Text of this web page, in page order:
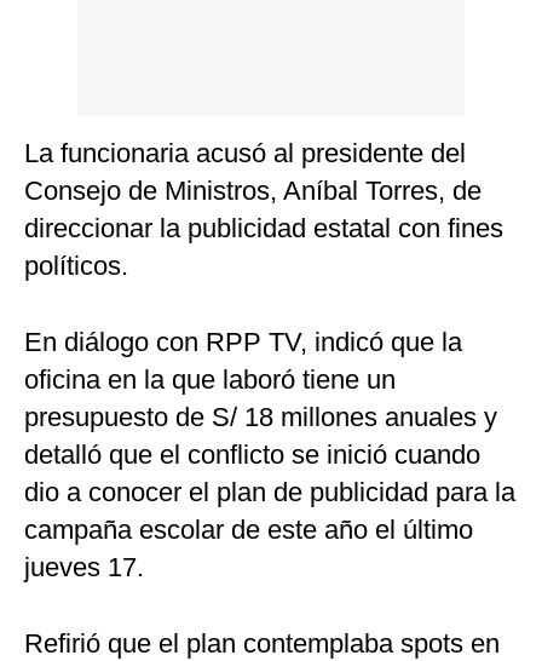
La funcionaria acusó al presidente del
Consejo de Ministros, Aníbal Torres, de
direccionar la publicidad estatal con fines
políticos.
En diálogo con RPP TV, indicó que la
oficina en la que laboró tiene un
presupuesto de S/ 18 millones anuales y
detalló que el conflicto se inició cuando
dio a conocer el plan de publicidad para la
campaña escolar de este año el último
jueves 17.
Refirió que el plan contemplaba spots en